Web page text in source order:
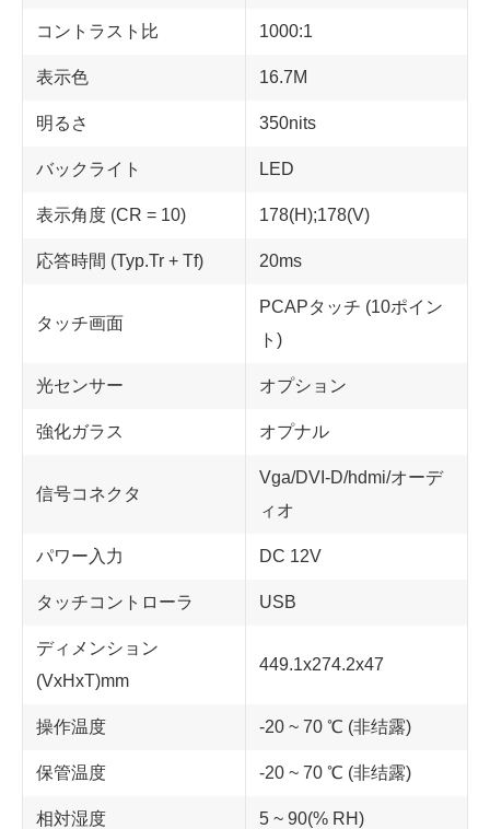
コントラスト比 1000:1
表示色 16.7M
明るさ 350nits
バックライト LED
表示角度 (CR = 10) 178(H);178(V)
応答時間 (Typ.Tr + Tf) 20ms
タッチ画面
PCAPタッチ (10ポイン
ト)
光センサー オプション
強化ガラス オプナル
信号コネクタ
Vga/DVI-D/hdmi/オーデ
ィオ
パワー入力 DC 12V
タッチコントローラ USB
ディメンション
(VxHxT)mm
449.1x274.2x47
操作温度 -20 ~ 70 ℃ (非结露)
保管温度 -20 ~ 70 ℃ (非结露)
相対湿度 5 ~ 90(% RH)